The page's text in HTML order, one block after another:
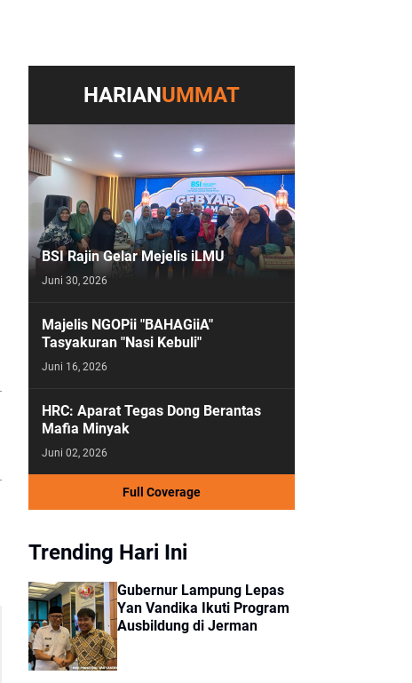
HARIANUMMAT
BSI Rajin Gelar Mejelis iLMU
Juni 30, 2026
Majelis NGOPii "BAHAGiiA"
Tasyakuran "Nasi Kebuli"
Juni 16, 2026
HRC: Aparat Tegas Dong Berantas
Mafia Minyak
Juni 02, 2026
Full Coverage
Trending Hari Ini
Gubernur Lampung Lepas
Yan Vandika Ikuti Program
Ausbildung di Jerman